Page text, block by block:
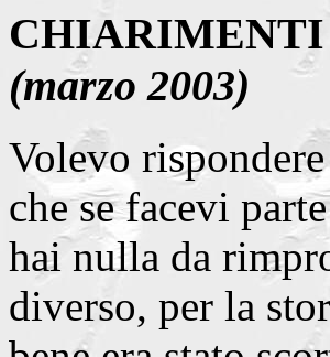
CHIARIMENTI
(marzo 2003)
Volevo rispondere
che se facevi
hai nulla da
diverso, per la